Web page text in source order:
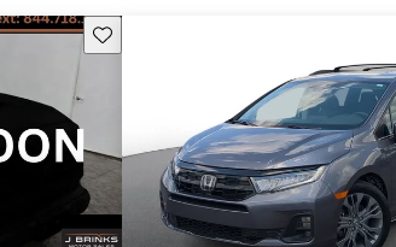
Guarda este Aviso